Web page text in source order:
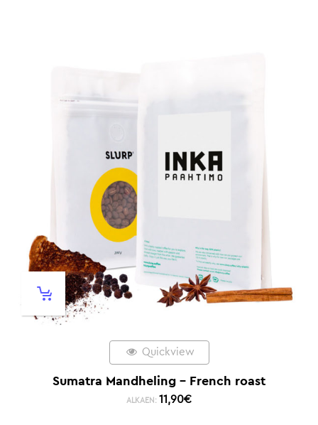
Quickview
Sumatra Mandheling – French roast
ALKAEN: 11,90€